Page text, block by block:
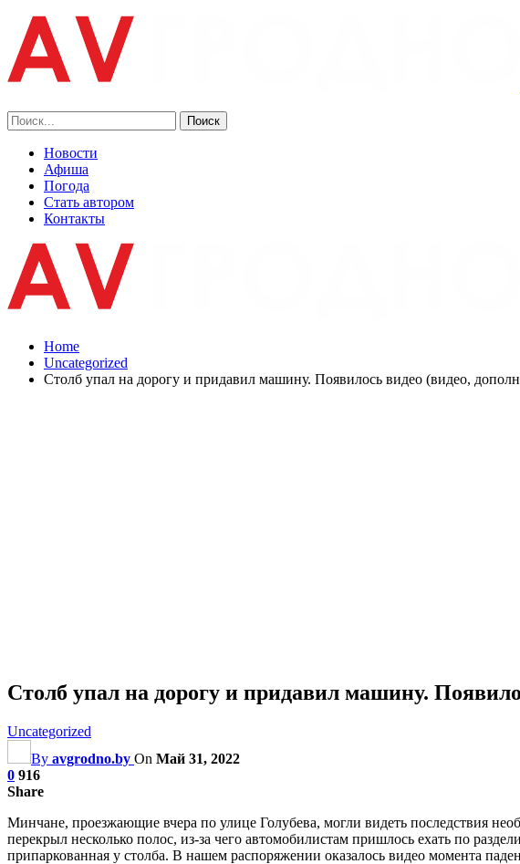
Новости
Афиша
Погода
Стать автором
Контакты
Home
Uncategorized
Столб упал на дорогу и придавил машину. Появилось видео (видео,
Столб упал на дорогу и придавил машину.
Uncategorized
By avgrodno.by On Май 31, 2022
0 916
Share
Минчане, проезжающие вчера по улице Голубева, могли видеть последствия
перекрыл несколько полос, из-за чего автомобилистам пришлось ехать по
припаркованная у столба. В нашем распоряжении оказалось видео момента